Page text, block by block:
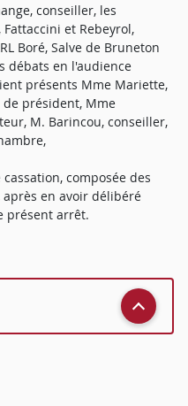
conseiller, les
et Rebeyrol,
Boré, Salve de Bruneton
débats en l'audience
présents Mme Mariette,
président, Mme
M. Barincou, conseiller,
composée des
en avoir délibéré
présent arrêt.